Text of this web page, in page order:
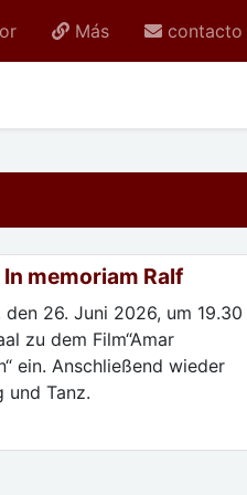
Más contacto
In memoriam Ralf
26. Juni 2026, um 19.30
zu dem Film“Amar
ein. Anschließend wieder
und Tanz.